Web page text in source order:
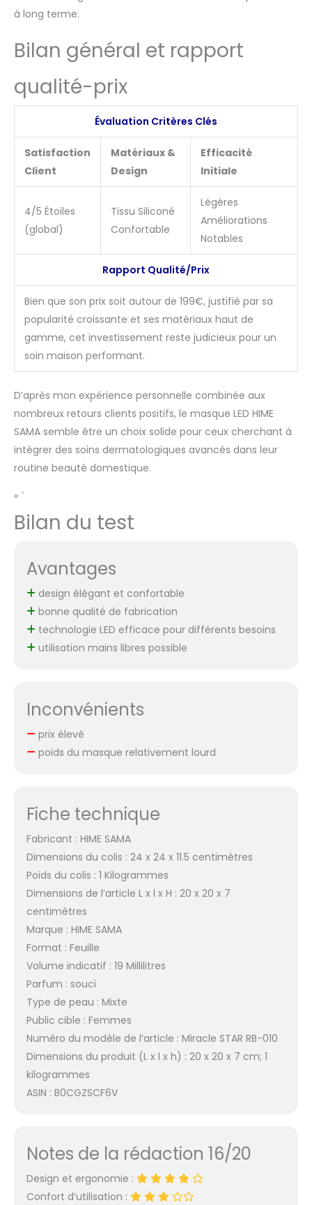
à long terme.
Bilan général et rapport
qualité-prix
Évaluation Critères Clés
Satisfaction
Client
Matériaux &
Design
Efficacité
Initiale
4/5 Étoiles
(global)
Tissu Siliconé
Confortable
Légères
Améliorations
Notables
Rapport Qualité/Prix
Bien que son prix soit autour de 199€, justifié par sa
popularité croissante et ses matériaux haut de
gamme, cet investissement reste judicieux pour un
soin maison performant.
D’après mon expérience personnelle combinée aux
nombreux retours clients positifs, le masque LED HIME
SAMA semble être un choix solide pour ceux cherchant à
intégrer des soins dermatologiques avancés dans leur
routine beauté domestique.
« `
Bilan du test
Avantages
design élégant et confortable
bonne qualité de fabrication
technologie LED efficace pour différents besoins
utilisation mains libres possible
Inconvénients
prix élevé
poids du masque relativement lourd
Fiche technique
Fabricant : HIME SAMA
Dimensions du colis : 24 x 24 x 11.5 centimètres
Poids du colis : 1 Kilogrammes
Dimensions de l’article L x l x H : 20 x 20 x 7
centimètres
Marque : HIME SAMA
Format : Feuille
Volume indicatif : 19 Millilitres
Parfum : souci
Type de peau : Mixte
Public cible : Femmes
Numéro du modèle de l’article : Miracle STAR RB-010
Dimensions du produit (L x l x h) : 20 x 20 x 7 cm; 1
kilogrammes
ASIN : B0CGZSCF6V
Notes de la rédaction 16/20
Design et ergonomie :
Confort d’utilisation :